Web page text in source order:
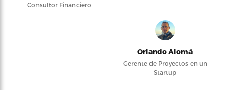
Consultor Financiero
Orlando Alomá
Gerente de Proyectos en un
Startup